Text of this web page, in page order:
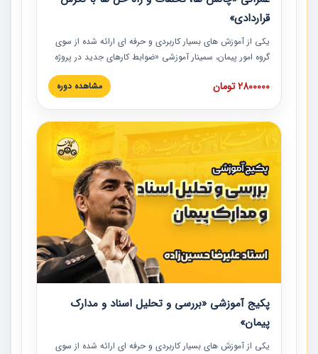
قراردادی»
یکی از آموزش‏‏‏‏‏‏ های بسیار کاربردی و حرفه‏ ای ارائه شده از سوی
گروه امور پیمان، سمینار آموزشی «ضوابط کارهای جدید در پروژه
های عمرانی» چالش ها، تخلفات و راه حل ها با نگرش قراردادی
است که در محل سندیکای شرکت های ساختمانی کشور ارائه شد.
مدارک پیمان به همراه تجربیات عملی ارائه شده است.
2800000 تومان مشاهده دوره
پکیج آموزشی «بررسی و تحلیل اسناد و مدارک
پیمان»
یکی از آموزش‏‏‏‏‏‏ های بسیار کاربردی و حرفه‏ ای ارائه شده از سوی